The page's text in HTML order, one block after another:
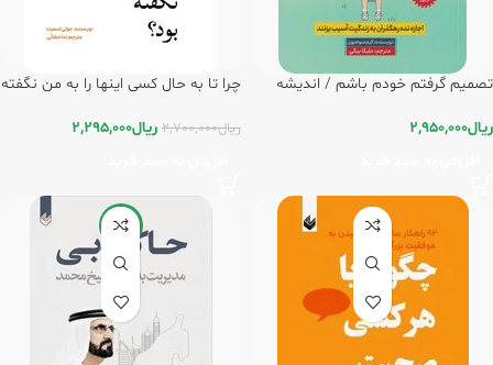
تصمیم گرفتم خودم باشم / اندیشه
ریال2,950,000
چرا تا به حال کسی اینها را به من نگفته
ریال2,700,000 ریال2,295,000
-5%